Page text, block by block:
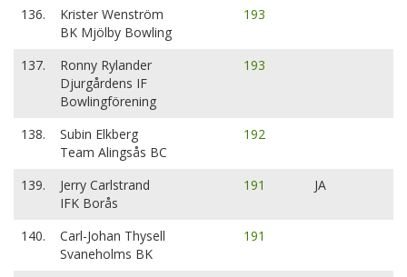
136.
Krister Wenström
BK Mjölby Bowling
193
137.
Ronny Rylander
Djurgårdens IF
Bowlingförening
193
138.
Subin Elkberg
Team Alingsås BC
192
139.
Jerry Carlstrand
IFK Borås
191 JA
140.
Carl-Johan Thysell
Svaneholms BK
191